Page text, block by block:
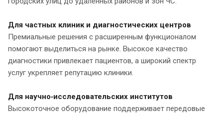
Для частных клиник и диагностических центров
Премиальные решения с расширенным функционалом
помогают выделиться на рынке. Высокое качество
диагностики привлекает пациентов, а широкий спектр
услуг укрепляет репутацию клиники.
Для научно‑исследовательских институтов
Высокоточное оборудование поддерживает передовые